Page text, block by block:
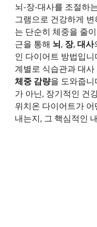
뇌-장-대사를 조절하
그램으로 건강하게
는 단순히 체중을 줄
근을 통해 뇌, 장, 대사
인 다이어트 방법입
계별로 식습관과 대
체중 감량을 도와줍니
가 아닌, 장기적인 건
위치온 다이어트가
내는지, 그 핵심적인